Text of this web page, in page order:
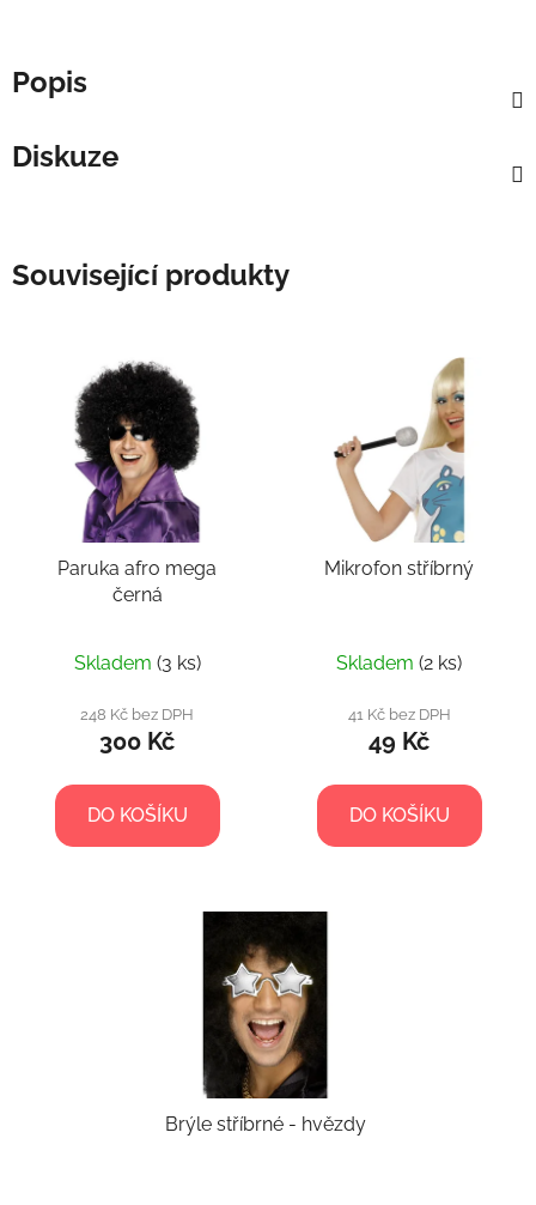
Popis
Diskuze
Související produkty
Paruka afro mega
černá
Skladem (3 ks)
248 Kč bez DPH
300 Kč
DO KOŠÍKU
Mikrofon stříbrný
Skladem (2 ks)
41 Kč bez DPH
49 Kč
DO KOŠÍKU
Brýle stříbrné - hvězdy